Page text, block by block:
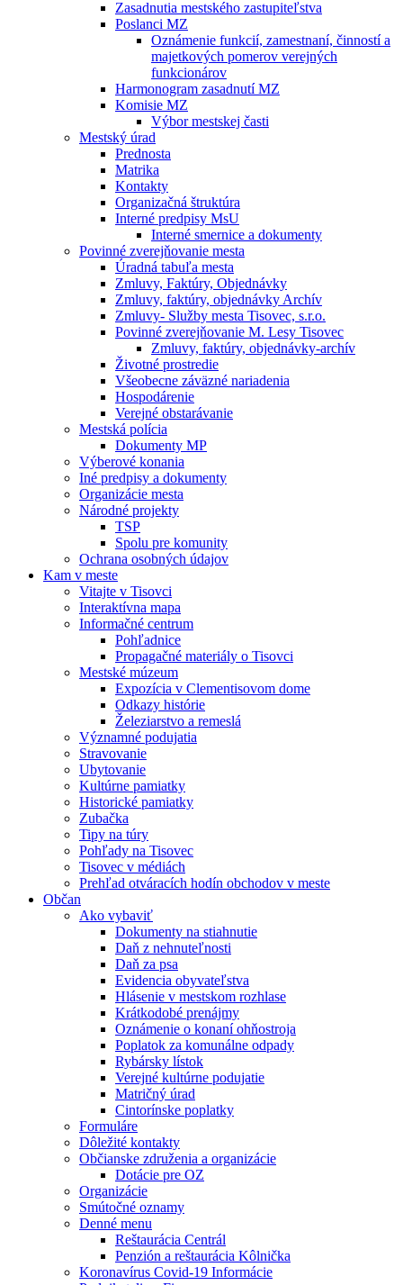
Zasadnutia mestského zastupiteľstva
Poslanci MZ
Oznámenie funkcií, zamestnaní, činností a
majetkových pomerov verejných
funkcionárov
Harmonogram zasadnutí MZ
Komisie MZ
Výbor mestskej časti
Mestský úrad
Prednosta
Matrika
Kontakty
Organizačná štruktúra
Interné predpisy MsU
Interné smernice a dokumenty
Povinné zverejňovanie mesta
Úradná tabuľa mesta
Zmluvy, Faktúry, Objednávky
Zmluvy, faktúry, objednávky Archív
Zmluvy- Služby mesta Tisovec, s.r.o.
Povinné zverejňovanie M. Lesy Tisovec
Zmluvy, faktúry, objednávky-archív
Životné prostredie
Všeobecne záväzné nariadenia
Hospodárenie
Verejné obstarávanie
Mestská polícia
Dokumenty MP
Výberové konania
Iné predpisy a dokumenty
Organizácie mesta
Národné projekty
TSP
Spolu pre komunity
Ochrana osobných údajov
Kam v meste
Vitajte v Tisovci
Interaktívna mapa
Informačné centrum
Pohľadnice
Propagačné materiály o Tisovci
Mestské múzeum
Expozícia v Clementisovom dome
Odkazy histórie
Železiarstvo a remeslá
Významné podujatia
Stravovanie
Ubytovanie
Kultúrne pamiatky
Historické pamiatky
Zubačka
Tipy na túry
Pohľady na Tisovec
Tisovec v médiách
Prehľad otváracích hodín obchodov v meste
Občan
Ako vybaviť
Dokumenty na stiahnutie
Daň z nehnuteľnosti
Daň za psa
Evidencia obyvateľstva
Hlásenie v mestskom rozhlase
Krátkodobé prenájmy
Oznámenie o konaní ohňostroja
Poplatok za komunálne odpady
Rybársky lístok
Verejné kultúrne podujatie
Matričný úrad
Cintorínske poplatky
Formuláre
Dôležité kontakty
Občianske združenia a organizácie
Dotácie pre OZ
Organizácie
Smútočné oznamy
Denné menu
Reštaurácia Centrál
Penzión a reštaurácia Kôlnička
Koronavírus Covid-19 Informácie